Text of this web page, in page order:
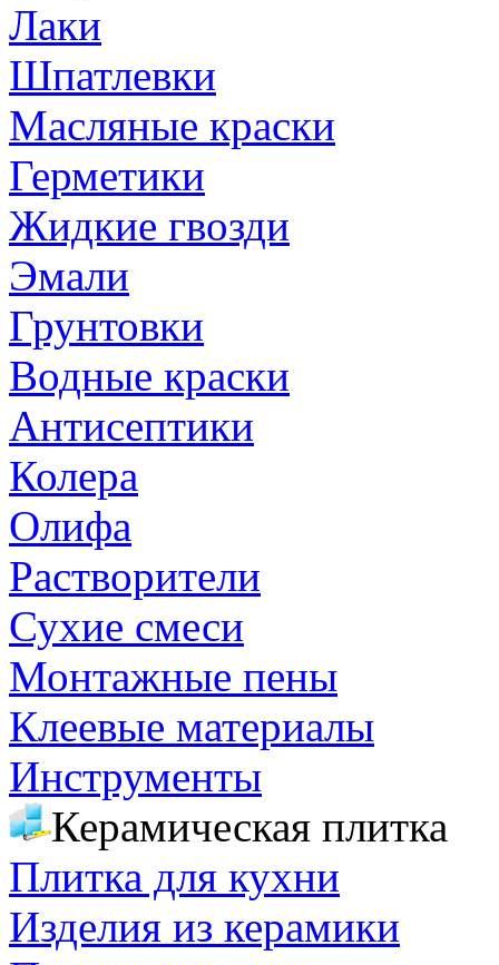
Лаки
Шпатлевки
Масляные краски
Герметики
Жидкие гвозди
Эмали
Грунтовки
Водные краски
Антисептики
Колера
Олифа
Растворители
Сухие смеси
Монтажные пены
Клеевые материалы
Инструменты
Керамическая плитка
Плитка для кухни
Изделия из керамики